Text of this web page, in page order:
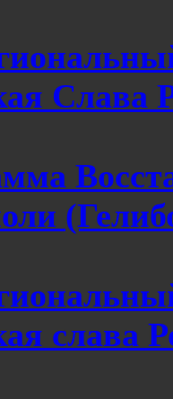
Слава
слава